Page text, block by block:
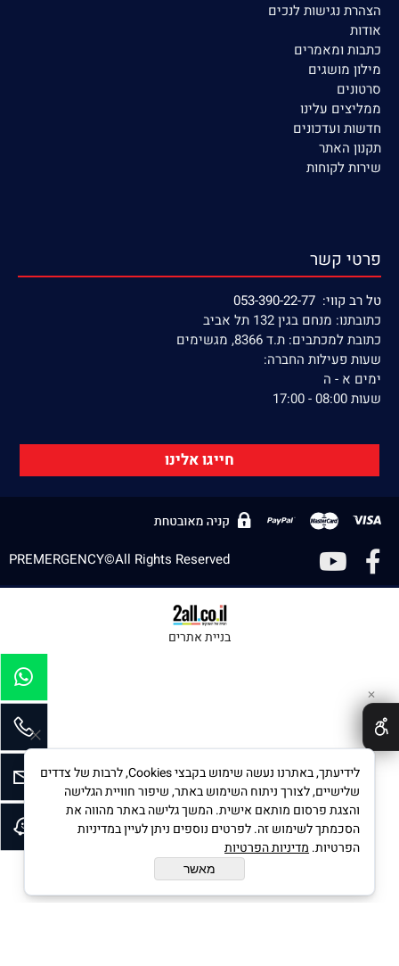
הצהרת נגישות לנכים
אודות
כתבות ומאמרים
מילון מושגים
סרטונים
ממליצים עלינו
חדשות ועדכונים
תקנון האתר
שירות לקוחות
פרטי קשר
טל רב קווי: 053-390-22-77
כתובתנו: מנחם בגין 132 תל אביב
כתובת למכתבים: ת.ד 8366, מגשימים
שעות פעילות החברה:
ימים א - ה
שעות 08:00 - 17:00
חייגו אלינו
PREMERGENCY©All Rights Reserved
בניית אתרים
✕
לידיעתך, באתרנו נעשה שימוש בקבצי Cookies, לרבות של צדדים
שלישיים, לצורך ניתוח השימוש באתר, שיפור חוויית הגלישה
והצגת פרסום מותאם אישית. המשך גלישה באתר מהווה את
הסכמתך לשימוש זה. לפרטים נוספים ניתן לעיין במדיניות
הפרטיות. מדיניות הפרטיות
מאשר